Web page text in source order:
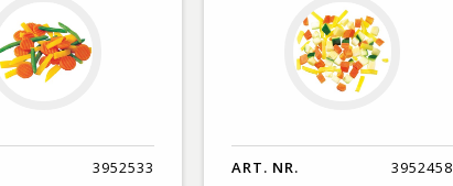
3952533 ART. NR. 3952458